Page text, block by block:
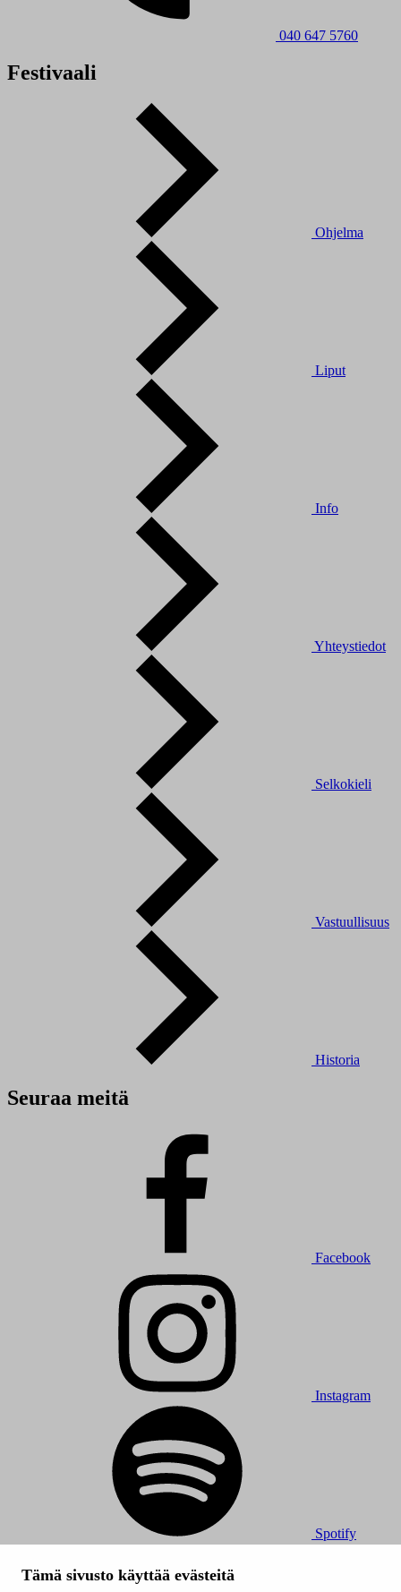
Tämä sivusto käyttää evästeitä
040 647 5760
Festivaali
Ohjelma
Liput
Info
Yhteystiedot
Selkokieli
Vastuullisuus
Historia
Seuraa meitä
Facebook
Instagram
Spotify
Kaikki oikeudet muutoksiin pidätetään.